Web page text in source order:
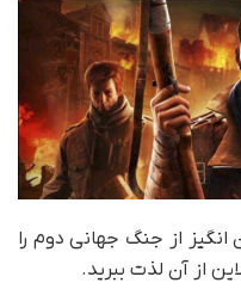
انگیز از جنگ جهانی دوم را
از آن لذت ببرید.